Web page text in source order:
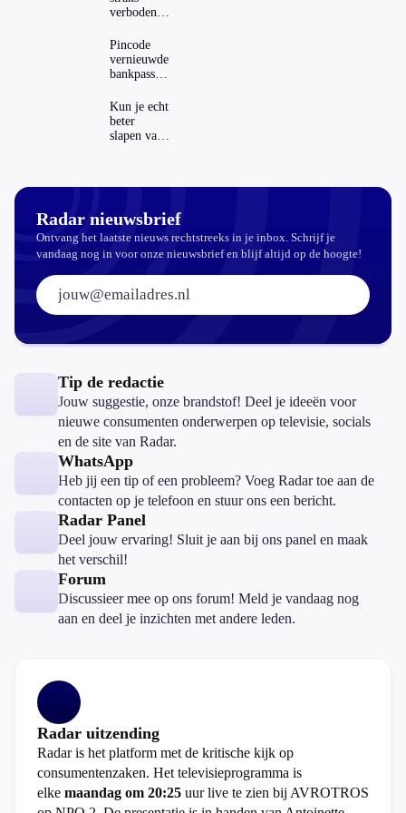
hun medicijn
India had de
opdracht
gegeven. dit
zegt
jaren is de
farmaceutica
geen cocaïne
maar
medicijnen!!!
Door de
patenten
bepalen zij
de prijs.
wordt tijd dat
een controle
instantie in
werking
brengt. een
nieuwe wet
dat bepaalt
product
komt. Alles
wat de
burger kan
beschermen
tegen
uitbuitende
meer winst dan
pharmaceutisch
verboden?
regels in
Nederland
en het
buitenland
Pincode
vernieuwde
bankpassen
ING-app:
is dat wel
veilig?
Kun je echt
beter
slapen van
Radar nieuwsbrief
Ontvang het laatste nieuws rechtstreeks in je inbox. Schrijf je
vandaag nog in voor onze nieuwsbrief en blijf altijd op de hoogte!
E-mailadres:
Tip de redactie
Jouw suggestie, onze brandstof! Deel je ideeën voor
nieuwe consumenten onderwerpen op televisie, socials
en de site van Radar.
WhatsApp
Heb jij een tip of een probleem? Voeg Radar toe aan de
contacten op je telefoon en stuur ons een bericht.
Radar Panel
Deel jouw ervaring! Sluit je aan bij ons panel en maak
het verschil!
Forum
Discussieer mee op ons forum! Meld je vandaag nog
aan en deel je inzichten met andere leden.
Radar uitzending
Radar is het platform met de kritische kijk op
consumentenzaken. Het televisieprogramma is
elke maandag om 20:25 uur live te zien bij AVROTROS